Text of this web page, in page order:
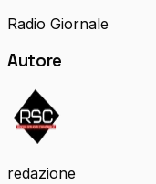
Radio Giornale
Autore
redazione